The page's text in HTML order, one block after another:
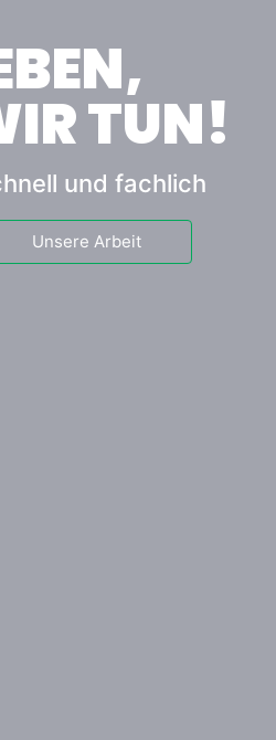
TUN!
und fachlich
Unsere Arbeit